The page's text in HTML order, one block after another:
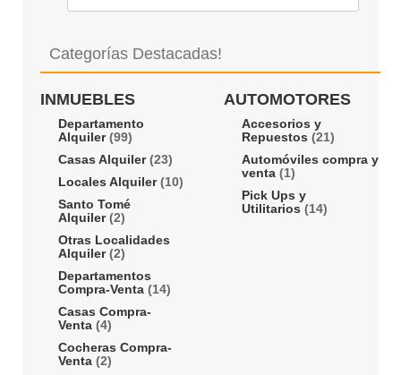
Categorías Destacadas!
INMUEBLES
Departamento
Alquiler(99)
Casas Alquiler(23)
Locales Alquiler(10)
Santo Tomé
Alquiler(2)
Otras Localidades
Alquiler(2)
Departamentos
Compra-Venta (14)
Casas Compra-
Venta (4)
Cocheras Compra-
Venta (2)
AUTOMOTORES
Accesorios y
Repuestos (21)
Automóviles compra y
venta (1)
Pick Ups y
Utilitarios (14)